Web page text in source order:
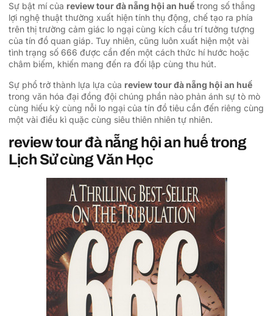
Sự bật mí của review tour đà nẵng hội an huế trong số thắng
lợi nghệ thuật thường xuất hiện tính thụ động, chế tạo ra phía
trên thị trường cảm giác lo ngại cùng kích cầu trí tưởng tượng
của tín đồ quan giáp. Tuy nhiên, cũng luôn xuất hiện một vài
tình trạng số 666 được cần đến một cách thức hí hước hoặc
châm biếm, khiến mang đến ra đối lập cùng thu hút.
Sự phổ trở thành lựa lựa của review tour đà nẵng hội an huế
trong văn hóa đại đồng đội chúng phần nào phản ánh sự tò mò
cùng hiếu kỳ cùng nỗi lo ngại của tín đồ tiêu cần đến riêng cùng
một vài điều kì quặc cùng siêu thiên nhiên tự nhiên.
review tour đà nẵng hội an huế trong
Lịch Sử cùng Văn Học